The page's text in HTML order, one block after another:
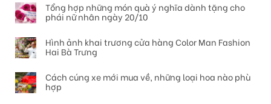
Tổng hợp những món quà ý nghĩa dành tặng cho
phái nữ nhân ngày 20/10
Hình ảnh khai trương cửa hàng Color Man Fashion
Hai Bà Trưng
Cách cúng xe mới mua về, những loại hoa nào phù
hợp